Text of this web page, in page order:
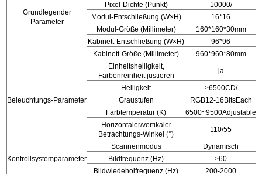
Grundlegender
Parameter
Pixel-Dichte (Punkt)
10000/
Modul-Entschließung (W×H)
16*16
Modul-Größe (Millimeter)
160*160*30mm
Kabinett-Entschließung (W×H)
96*96
Kabinett-Größe (Millimeter)
960*960*80mm
Beleuchtungs-Parameter
Einheitshelligkeit,
Farbenreinheit justieren
ja
Helligkeit
≥6500CD/
Graustufen
RGB12-16BitsEach
Farbtemperatur (K)
6500~9500Adjustable
Horizontaler/vertikaler
Betrachtungs-Winkel (°)
110/55
Kontrollsystemparameter
Scannenmodus
Dynamisch
Bildfrequenz (Hz)
≥60
Bildwiedeholfrequenz (Hz)
200-2000